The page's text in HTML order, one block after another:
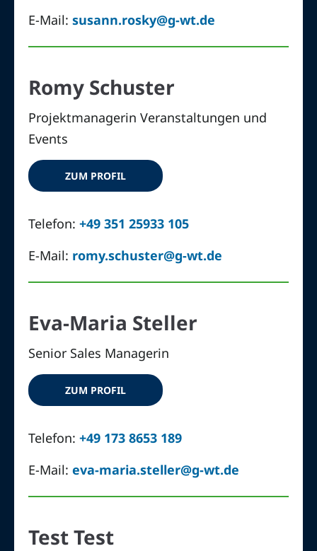
E-Mail:susann.rosky@g-wt.de
Romy Schuster
Projektmanagerin Veranstaltungen und
Events
ZUM PROFIL
Telefon:+49 351 25933 105
E-Mail: romy.schuster@g-wt.de
Eva-Maria Steller
Senior Sales Managerin
ZUM PROFIL
Telefon:+49 173 8653 189
E-Mail:eva-maria.steller@g-wt.de
Test Test